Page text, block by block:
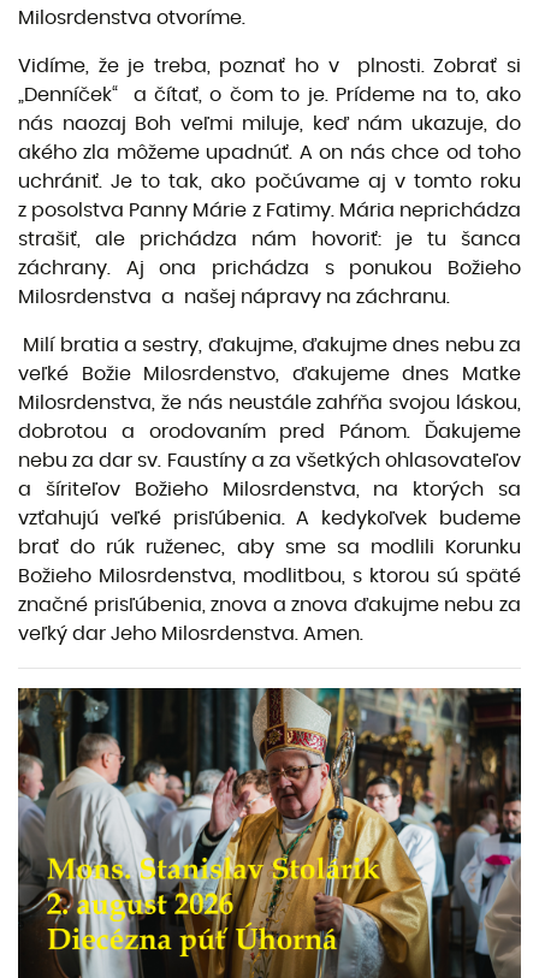
Milosrdenstva otvoríme.
Vidíme, že je treba, poznať ho v plnosti. Zobrať si
„Denníček“ a čítať, o čom to je. Prídeme na to, ako
nás naozaj Boh veľmi miluje, keď nám ukazuje, do
akého zla môžeme upadnúť. A on nás chce od toho
uchrániť. Je to tak, ako počúvame aj v tomto roku
z posolstva Panny Márie z Fatimy. Mária neprichádza
strašiť, ale prichádza nám hovoriť: je tu šanca
záchrany. Aj ona prichádza s ponukou Božieho
Milosrdenstva a našej nápravy na záchranu.
Milí bratia a sestry, ďakujme, ďakujme dnes nebu za
veľké Božie Milosrdenstvo, ďakujeme dnes Matke
Milosrdenstva, že nás neustále zahŕňa svojou láskou,
dobrotou a orodovaním pred Pánom. Ďakujeme
nebu za dar sv. Faustíny a za všetkých ohlasovateľov
a šíriteľov Božieho Milosrdenstva, na ktorých sa
vzťahujú veľké prisľúbenia. A kedykoľvek budeme
brať do rúk ruženec, aby sme sa modlili Korunku
Božieho Milosrdenstva, modlitbou, s ktorou sú späté
značné prisľúbenia, znova a znova ďakujme nebu za
veľký dar Jeho Milosrdenstva. Amen.